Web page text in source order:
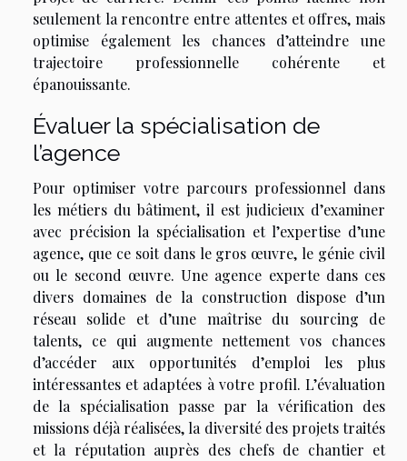
seulement la rencontre entre attentes et offres, mais
optimise également les chances d’atteindre une
trajectoire professionnelle cohérente et
épanouissante.
Évaluer la spécialisation de
l’agence
Pour optimiser votre parcours professionnel dans
les métiers du bâtiment, il est judicieux d’examiner
avec précision la spécialisation et l’expertise d’une
agence, que ce soit dans le gros œuvre, le génie civil
ou le second œuvre. Une agence experte dans ces
divers domaines de la construction dispose d’un
réseau solide et d’une maîtrise du sourcing de
talents, ce qui augmente nettement vos chances
d’accéder aux opportunités d’emploi les plus
intéressantes et adaptées à votre profil. L’évaluation
de la spécialisation passe par la vérification des
missions déjà réalisées, la diversité des projets traités
et la réputation auprès des chefs de chantier et